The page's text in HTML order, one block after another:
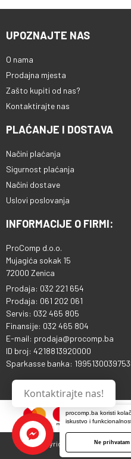
procomp.ba koristi
iskustvo i
Ne prihvatam
UPOZNAJTE NAS
O nama
Prodajna mjesta
Zašto kupiti od nas?
Kontaktirajte nas
PLAĆANJE I DOSTAVA
Načini plaćanja
Sigurnost plaćanja
Načini dostave
Uslovi poslovanja
INFORMACIJE O FIRMI:
ProComp d.o.o.
Mujagića sokak 15
72000 Zenica
Prodaja: 032 221 654
Prodaja: 061 202 061
Servis: 032 465 805
Finansije: 032 465 804
E-mail: prodaja@procomp.ba
ID broj: 4218813920000
Sparkasse banka:
Copyright © 2013 - 2026
Kontaktirajte nas!